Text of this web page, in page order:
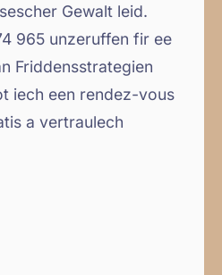
Gewalt leid.
965 unzeruffen fir ee
Friddensstrategien
iech een rendez-vous
a vertraulech